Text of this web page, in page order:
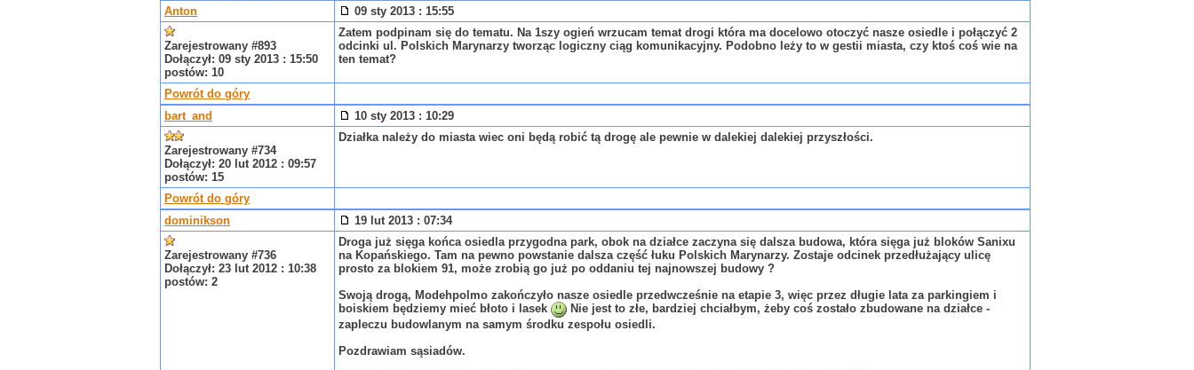
Anton
09 sty 2013 : 15:55
Zarejestrowany #893
Dołączył: 09 sty 2013 : 15:50
postów: 10
Zatem podpinam się do tematu. Na 1szy ogień wrzucam temat drogi która ma docelowo otoczyć nasze osiedle i połączyć 2
odcinki ul. Polskich Marynarzy tworząc logiczny ciąg komunikacyjny. Podobno leży to w gestii miasta, czy ktoś coś wie na
ten temat?
Powrót do góry
bart_and
10 sty 2013 : 10:29
Zarejestrowany #734
Dołączył: 20 lut 2012 : 09:57
postów: 15
Działka należy do miasta wiec oni będą robić tą drogę ale pewnie w dalekiej dalekiej przyszłości.
Powrót do góry
dominikson
19 lut 2013 : 07:34
Zarejestrowany #736
Dołączył: 23 lut 2012 : 10:38
postów: 2
Droga już sięga końca osiedla przygodna park, obok na działce zaczyna się dalsza budowa, która sięga już bloków Sanixu
na Kopańskiego. Tam na pewno powstanie dalsza część łuku Polskich Marynarzy. Zostaje odcinek przedłużający ulicę
prosto za blokiem 91, może zrobią go już po oddaniu tej najnowszej budowy ?
Swoją drogą, Modehpolmo zakończyło nasze osiedle przedwcześnie na etapie 3, więc przez długie lata za parkingiem i
boiskiem będziemy mieć błoto i lasek
Nie jest to złe, bardziej chciałbym, żeby coś zostało zbudowane na działce -
zapleczu budowlanym na samym środku zespołu osiedli.
Pozdrawiam sąsiadów.